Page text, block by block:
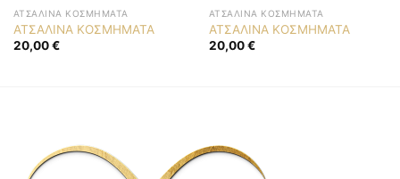
ΑΤΣΆΛΙΝΑ ΚΟΣΜΉΜΑΤΑ
ΑΤΣΑΛΙΝΑ ΚΟΣΜΗΜΑΤΑ
20,00€
ΑΤΣΆΛΙΝΑ ΚΟΣΜΉΜΑΤΑ
ΑΤΣΑΛΙΝΑ ΚΟΣΜΗΜΑΤΑ
20,00€